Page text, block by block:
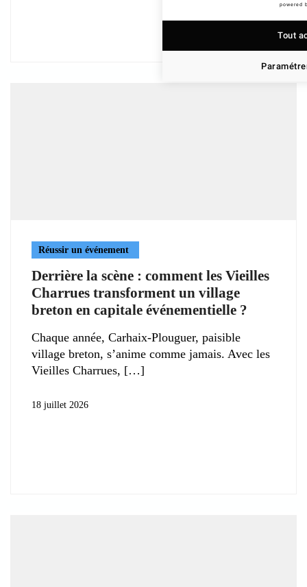
Réussir un événement
Derrière la scène : comment les Vieilles
Charrues transforment un village
breton en capitale événementielle ?
Chaque année, Carhaix-Plouguer, paisible
village breton, s’anime comme jamais. Avec les
Vieilles Charrues,
18 juillet 2026
powered
Tout